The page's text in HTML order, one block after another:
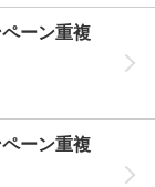
ーン重複
ーン重複